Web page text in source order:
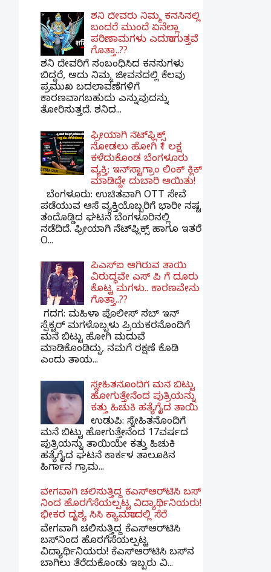
ಶನಿ ದೇವರು ನಿಮ್ಮ ಕನಸಿನಲ್ಲಿ
ಬಂದರೆ ಮುಂದೆ ಏನೆಲ್ಲಾ
ಪರಿಣಾಮಗಳು ಎದುರಾಗುತ್ತವೆ
ಗೊತ್ತಾ..??
ಶನಿ ದೇವರಿಗೆ ಸಂಬಂಧಿಸಿದ ಕನಸುಗಳು
ಬಿದ್ದರೆ, ಅದು ನಿಮ್ಮ ಜೀವನದಲ್ಲಿ ಕೆಲವು
ಪ್ರಮುಖ ಬದಲಾವಣೆಗಳಿಗೆ
ಕಾರಣವಾಗಬಹುದು ಎನ್ನುವುದನ್ನು
ತೋರಿಸುತ್ತದೆ. ಶನಿದ...
ಫ್ರೀಯಾಗಿ ನೆಟ್‌ಫ್ಲಿಕ್ಸ್
ನೋಡಲು ಹೋಗಿ ₹1 ಲಕ್ಷ
ಕಳೆದುಕೊಂಡ ಬೆಂಗಳೂರು
ವ್ಯಕ್ತಿ; ಇನ್‌ಸ್ಟಾಗ್ರಾಂ ಲಿಂಕ್ ಕ್ಲಿಕ್
ಮಾಡಿದ್ದೇ ದುಬಾರಿ ಆಯಿತು!
ಬೆಂಗಳೂರು: ಉಚಿತವಾಗಿ OTT ಸೇವೆ
ಪಡೆಯುವ ಆಸೆ ವ್ಯಕ್ತಿಯೊಬ್ಬರಿಗೆ ಭಾರೀ ನಷ್ಟ
ತಂದೊಡ್ಡಿದ ಘಟನೆ ಬೆಂಗಳೂರಿನಲ್ಲಿ
ನಡೆದಿದೆ. ಫ್ರೀಯಾಗಿ ನೆಟ್‌ಫ್ಲಿಕ್ಸ್ ಹಾಗೂ ಇತರೆ
O...
ಪಿಎಸ್​ಐ ಆಗಿರುವ ತಾಯಿ
ವಿರುದ್ಧವೇ ಎಸ್ ಪಿ ಗೆ ದೂರು
ಕೊಟ್ಟ ಮಗಳು.. ಕಾರಣವೇನು
ಗೊತ್ತಾ..??
ಗದಗ​: ಮಹಿಳಾ ಪೊಲೀಸ್​ ಸಬ್ ​ಇನ್​
ಸ್ಪೆಕ್ಟರ್​ ಮಗಳೊಬ್ಬಳು ಪ್ರಿಯಕರನೊಂದಿಗೆ
ಮನೆ ಬಿಟ್ಟು ಹೋಗಿ ಮದುವೆ
ಮಾಡಿಕೊಂಡಿದ್ದು, ನಮಗೆ ರಕ್ಷಣೆ ಕೊಡಿ
ಎಂದು ತಾಯ...
ಸ್ನೇಹಿತನೊಂದಿಗೆ ಮನೆ ಬಿಟ್ಟು
ಹೋಗುತ್ತೇನೆಂದ ಪುತ್ರಿಯನ್ನು
ಕತ್ತು ಹಿಚುಕಿ ಹತ್ಯೆಗೈದ ತಾಯಿ
ಉಡುಪಿ: ಸ್ನೇಹಿತನೊಂದಿಗೆ
ಮನೆ ಬಿಟ್ಟು ಹೋಗುತ್ತೇನೆಂದ 17ವರ್ಷದ
ಪುತ್ರಿಯನ್ನು ತಾಯಿಯೇ ಕತ್ತು ಹಿಚುಕಿ
ಹತ್ಯೆಗೈದ ಘಟನೆ ಕಾರ್ಕಳ ತಾಲೂಕಿನ
ಹಿರ್ಗಾನ ಗ್ರಾಮ...
ವೇಗವಾಗಿ ಚಲಿಸುತ್ತಿದ್ದ ಕೆಎಸ್​ಆರ್​ಟಿಸಿ ಬಸ್​
ನಿಂದ ಹೊರಗೆಸೆಯಲ್ಪಟ್ಟ ವಿದ್ಯಾರ್ಥಿನಿಯರು!
ಭೀಕರ ದೃಶ್ಯ ಸಿಸಿ ಕ್ಯಾಮರಾದಲ್ಲಿ ಸೆರೆ
ವೇಗವಾಗಿ ಚಲಿಸುತ್ತಿದ್ದ ಕೆಎಸ್‌ಆರ್‌ಟಿಸಿ
ಬಸ್‌ನಿಂದ ಹೊರಗೆಸೆಯಲ್ಪಟ್ಟ
ವಿದ್ಯಾರ್ಥಿನಿಯರು! ಕೆಎಸ್‌ಆರ್‌ಟಿಸಿ ಬಸ್‌ನ
ಬಾಗಿಲು ತೆರೆದುಕೊಂಡು ಇಬ್ಬರು ವಿ...